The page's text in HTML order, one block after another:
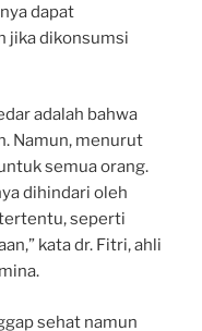
dapat
jika dikonsumsi
adalah bahwa
Namun, menurut
semua orang.
dihindari oleh
seperti
kata dr. Fitri, ahli
sehat namun